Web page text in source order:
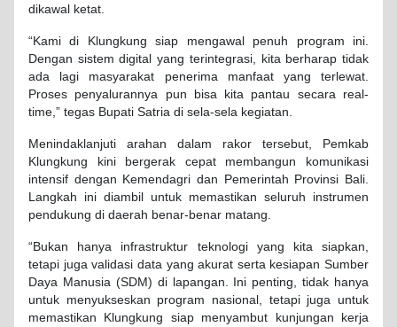
dikawal ketat.
“Kami di Klungkung siap mengawal penuh program ini.
Dengan sistem digital yang terintegrasi, kita berharap tidak
ada lagi masyarakat penerima manfaat yang terlewat.
Proses penyalurannya pun bisa kita pantau secara real-
time,” tegas Bupati Satria di sela-sela kegiatan.
Menindaklanjuti arahan dalam rakor tersebut, Pemkab
Klungkung kini bergerak cepat membangun komunikasi
intensif dengan Kemendagri dan Pemerintah Provinsi Bali.
Langkah ini diambil untuk memastikan seluruh instrumen
pendukung di daerah benar-benar matang.
“Bukan hanya infrastruktur teknologi yang kita siapkan,
tetapi juga validasi data yang akurat serta kesiapan Sumber
Daya Manusia (SDM) di lapangan. Ini penting, tidak hanya
untuk menyukseskan program nasional, tetapi juga untuk
memastikan Klungkung siap menyambut kunjungan kerja